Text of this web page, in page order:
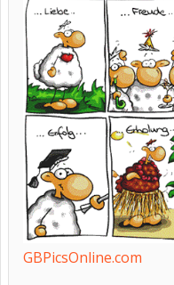
GBPicsOnline.com